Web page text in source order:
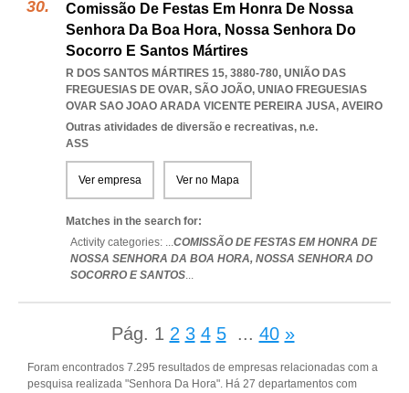
Comissão De Festas Em Honra De Nossa
Senhora Da Boa Hora, Nossa Senhora Do
Socorro E Santos Mártires
R DOS SANTOS MÁRTIRES 15, 3880-780, UNIÃO DAS
FREGUESIAS DE OVAR, SÃO JOÃO, UNIAO FREGUESIAS
OVAR SAO JOAO ARADA VICENTE PEREIRA JUSA, AVEIRO
Outras atividades de diversão e recreativas, n.e.
ASS
Ver empresa Ver no Mapa
Matches in the search for:
Activity categories: ...COMISSÃO DE FESTAS EM HONRA DE
NOSSA SENHORA DA BOA HORA, NOSSA SENHORA DO
SOCORRO E SANTOS...
Pág. 1 2 3 4 5 ... 40 »
Foram encontrados 7.295 resultados de empresas relacionadas com a
pesquisa realizada "Senhora Da Hora". Há 27 departamentos com